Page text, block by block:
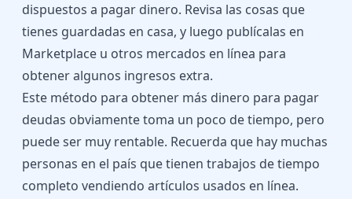
dispuestos a pagar dinero. Revisa las cosas que
tienes guardadas en casa, y luego publícalas en
Marketplace u otros mercados en línea para
obtener algunos ingresos extra.
Este método para obtener más dinero para pagar
deudas obviamente toma un poco de tiempo, pero
puede ser muy rentable. Recuerda que hay muchas
personas en el país que tienen trabajos de tiempo
completo vendiendo artículos usados en línea.